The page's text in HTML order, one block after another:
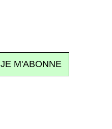
JE M'ABONNE